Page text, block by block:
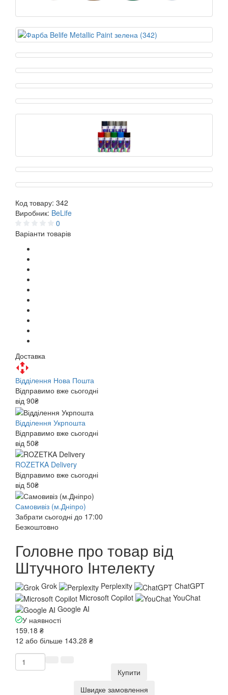
Код товару: 342
Виробник: BeLife
0
Варіанти товарів
Доставка
Відділення Нова Пошта
Відправимо вже сьогодні
від 90₴
Відділення Укрпошта
Відправимо вже сьогодні
від 50₴
ROZETKA Delivery
Відправимо вже сьогодні
від 50₴
Самовивіз (м.Дніпро)
Забрати сьогодні до 17:00
Безкоштовно
Головне про товар від
Штучного Інтелекту
Grok Perplexity
ChatGPT
Microsoft Copilot
YouChat
Google AI
У наявності
159.18 ₴
12 або більше 143.28 ₴
Купити
Швидке замовлення